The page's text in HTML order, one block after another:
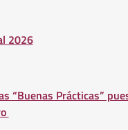
2026
“Buenas Prácticas”